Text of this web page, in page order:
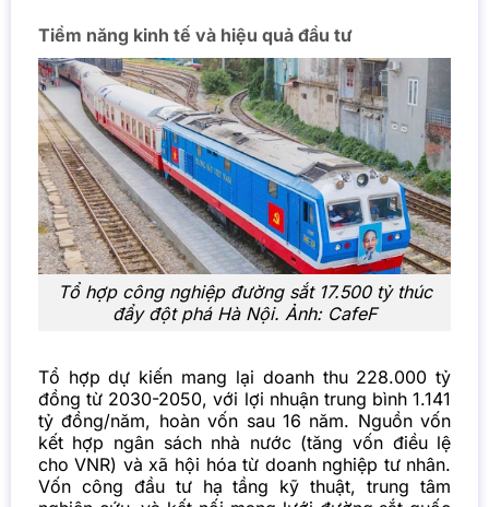
Tiềm năng kinh tế và hiệu quả đầu tư
Tổ hợp công nghiệp đường sắt 17.500 tỷ thúc
đẩy đột phá Hà Nội. Ảnh: CafeF
Tổ hợp dự kiến mang lại doanh thu 228.000 tỷ
đồng từ 2030-2050, với lợi nhuận trung bình 1.141
tỷ đồng/năm, hoàn vốn sau 16 năm. Nguồn vốn
kết hợp ngân sách nhà nước (tăng vốn điều lệ
cho VNR) và xã hội hóa từ doanh nghiệp tư nhân.
Vốn công đầu tư hạ tầng kỹ thuật, trung tâm